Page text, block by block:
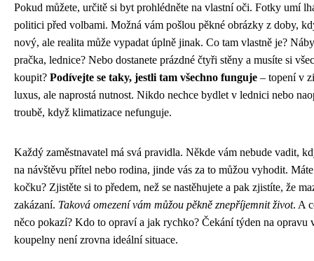
Pokud můžete, určitě si byt prohlédněte na vlastní oči. Fotky umí
politici před volbami. Možná vám pošlou pěkné obrázky z doby,
nový, ale realita může vypadat úplně jinak. Co tam vlastně je?
pračka, lednice? Nebo dostanete prázdné čtyři stěny a musíte si
koupit? Podívejte se taky, jestli tam všechno funguje – topení v
luxus, ale naprostá nutnost. Nikdo nechce bydlet v lednici nebo
troubě, když klimatizace nefunguje.
Každý zaměstnavatel má svá pravidla. Někde vám nebude vadit,
na návštěvu přítel nebo rodina, jinde vás za to můžou vyhodit.
kočku? Zjistěte si to předem, než se nastěhujete a pak zjistíte, že
zakázaní. Taková omezení vám můžou pěkně znepříjemnit život. A
něco pokazí? Kdo to opraví a jak rychko? Čekání týden na opravu
koupelny není zrovna ideální situace.